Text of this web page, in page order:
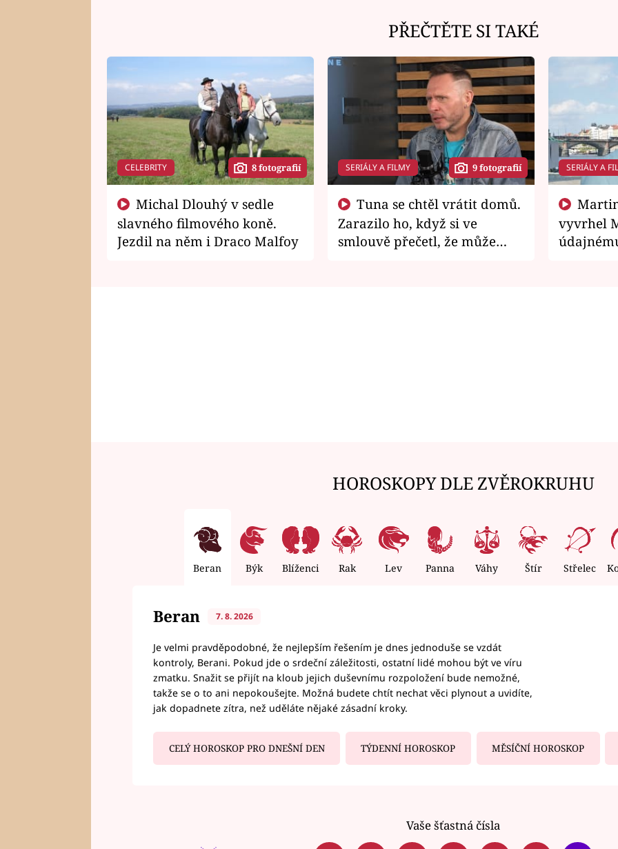
PŘEČTĚTE SI TAKÉ
CELEBRITY 8 fotografií
slavného filmového koně.
Jezdil na něm i Draco Malfoy
SERIÁLY A FILMY 9 fotografií
Zarazilo ho, když si ve
smlouvě přečetl, že může
SERIÁLY A
vyvrhel
HOROSKOPY DLE ZVĚROKRUHU
Beran Býk Blíženci Rak Lev Panna Váhy Štír Střelec
Beran 7. 8. 2026
Je velmi pravděpodobné, že nejlepším řešením je dnes jednoduše se vzdát
kontroly, Berani. Pokud jde o srdeční záležitosti, ostatní lidé mohou být ve víru
zmatku. Snažit se přijít na kloub jejich duševnímu rozpoložení bude nemožné,
takže se o to ani nepokoušejte. Možná budete chtít nechat věci plynout a uvidíte,
jak dopadnete zítra, než uděláte nějaké zásadní kroky.
CELÝ HOROSKOP PRO DNEŠNÍ DEN TÝDENNÍ HOROSKOP MĚSÍČNÍ HOROSKOP
Vaše šťastná čísla